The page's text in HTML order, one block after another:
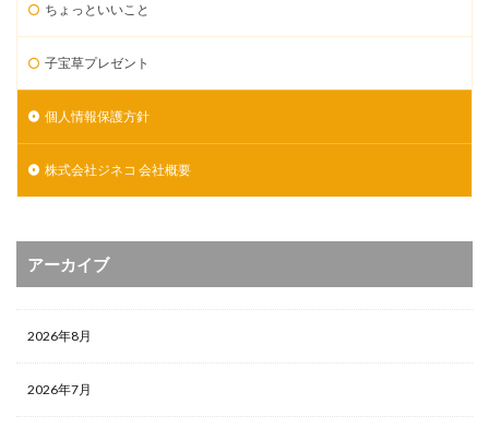
ちょっといいこと
子宝草プレゼント
個人情報保護方針
株式会社ジネコ 会社概要
アーカイブ
2026年8月
2026年7月